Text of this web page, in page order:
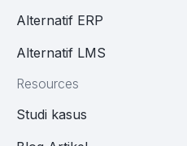
Alternatif ERP
Alternatif LMS
Resources
Studi kasus